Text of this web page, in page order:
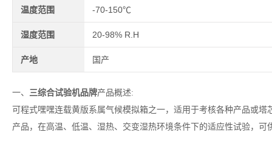
温度范围 -70-150℃
湿度范围 20-98% R.H
产地 国产
一、 三综合试验机品牌产品概述:
可程式嘿嘿连载黄版系属气候模拟箱之一，适用于考核各种产品或
产品，在高温、低温、湿热、交变湿热环境条件下的适应性试验，